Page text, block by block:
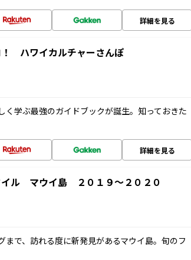
詳細を見る
ハワイカルチャーさんぽ
く学ぶ最強のガイドブックが誕生。知っておきた
詳細を見る
ル マウイ島 ２０１９～２０２０
で、訪れる度に新発見があるマウイ島。旬のフ